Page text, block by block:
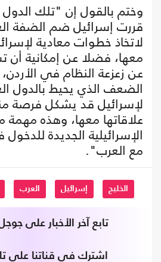
وختم بالقول إن "تلك
قررت إسرائيل ضم الضفة
لاتخاذ خطوات معادية
معها، فضلا عن إمكانية أن
عن زعزعة النظام في
الضعف الذي يحيط بالدول
لإسرائيل قد يشكل فرصة
علاقاتها معها، وهذه مهمة
الإسرائيلية الجديدة
مع العرب".
الخليج إسرائيل العرب
تابع آخر الأخبار على
اشترك في قناتنا على